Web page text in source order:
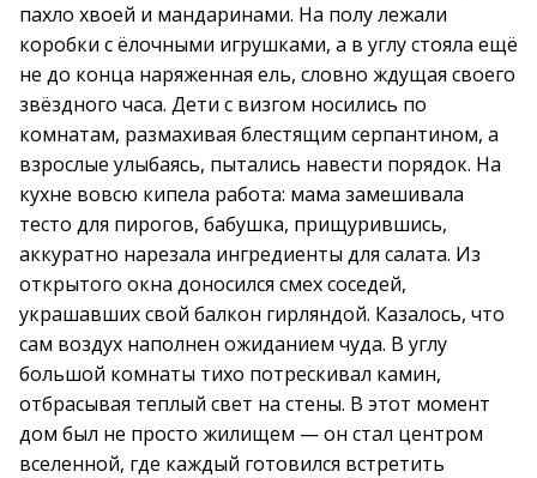
пахло хвоей и мандаринами. На полу лежали
коробки с ёлочными игрушками, а в углу стояла ещё
не до конца наряженная ель, словно ждущая своего
звёздного часа. Дети с визгом носились по
комнатам, размахивая блестящим серпантином, а
взрослые улыбаясь, пытались навести порядок. На
кухне вовсю кипела работа: мама замешивала
тесто для пирогов, бабушка, прищурившись,
аккуратно нарезала ингредиенты для салата. Из
открытого окна доносился смех соседей,
украшавших свой балкон гирляндой. Казалось, что
сам воздух наполнен ожиданием чуда. В углу
большой комнаты тихо потрескивал камин,
отбрасывая теплый свет на стены. В этот момент
дом был не просто жилищем — он стал центром
вселенной, где каждый готовился встретить